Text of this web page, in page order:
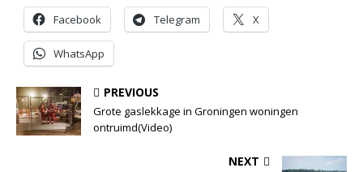
Facebook Telegram X
WhatsApp
PREVIOUS
Grote gaslekkage in Groningen woningen
ontruimd(Video)
NEXT